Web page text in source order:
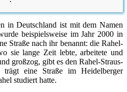
in Deutschland ist mit dem Namen
beispielsweise im Jahr 2000 in
Straße nach ihr benannt: die Rahel-
sie lange Zeit lebte, arbeitete und
großzog, gibt es den Rahel-Straus-
eine Straße im Heidelberger
studiert hatte.